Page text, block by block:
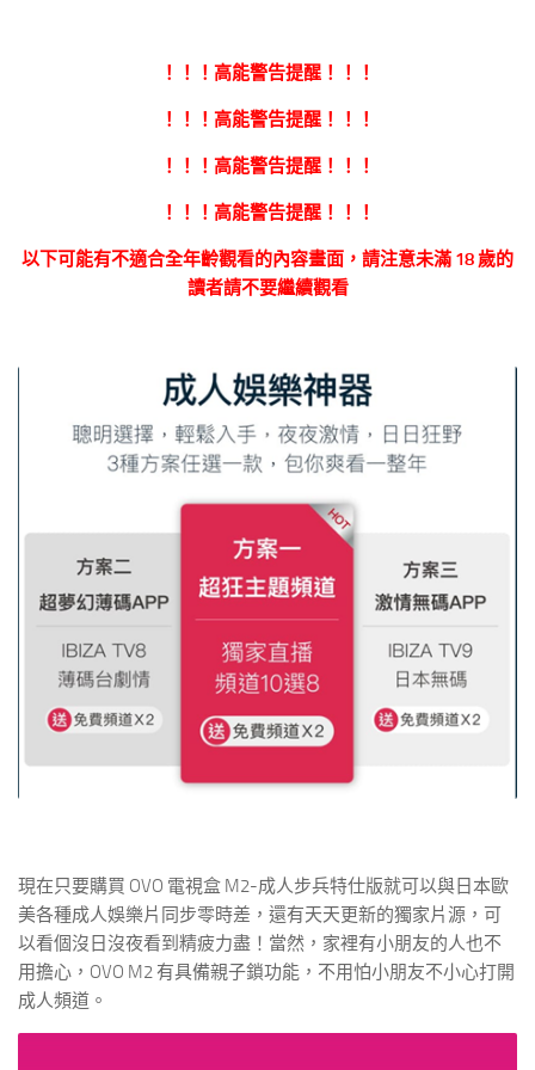
！！！高能警告提醒！！！
！！！高能警告提醒！！！
！！！高能警告提醒！！！
！！！高能警告提醒！！！
以下可能有不適合全年齡觀看的內容畫面，請注意未滿 18 歲的
讀者請不要繼續觀看
現在只要購買 OVO 電視盒 M2-成人步兵特仕版就可以與日本歐
美各種成人娛樂片同步零時差，還有天天更新的獨家片源，可
以看個沒日沒夜看到精疲力盡！當然，家裡有小朋友的人也不
用擔心，OVO M2 有具備親子鎖功能，不用怕小朋友不小心打開
成人頻道。